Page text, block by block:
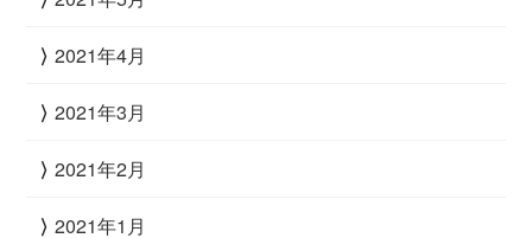
2021年4月
2021年3月
2021年2月
2021年1月